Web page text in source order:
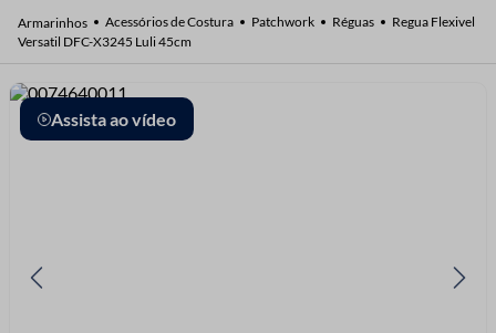
Acessórios de Costura Patchwork Réguas
Regua Flexivel
Versatil DFC-X3245 Luli 45cm
Assista ao vídeo
2º
barbante
3º
botão
4º
elastico
8º